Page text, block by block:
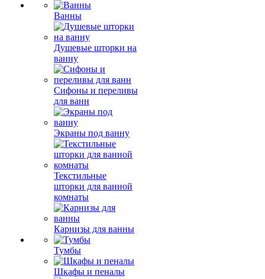
Ванны
Душевые шторки на
ванну
Сифоны и переливы
для ванн
Экраны под ванну
Текстильные
шторки для ванной
комнаты
Карнизы для ванны
Тумбы
Шкафы и пеналы